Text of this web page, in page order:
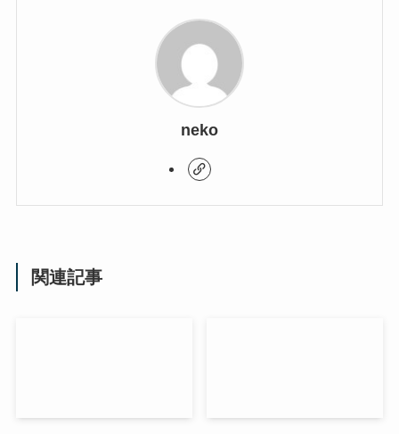
neko
関連記事